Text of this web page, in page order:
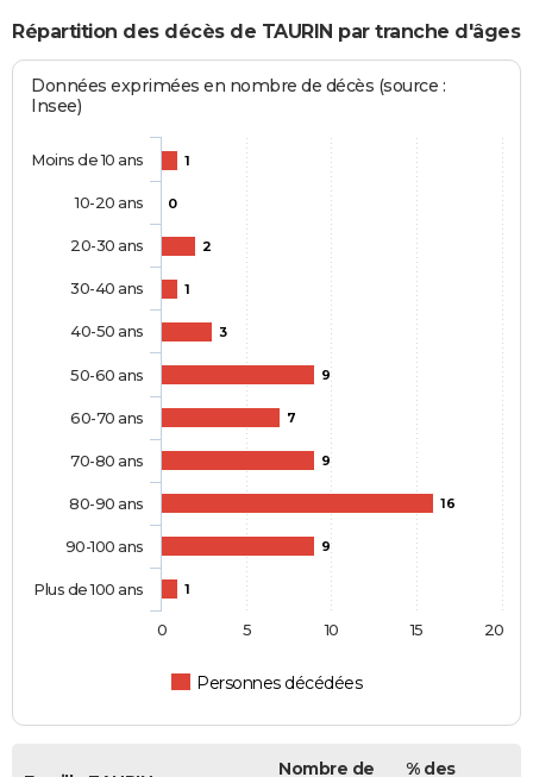
Répartition des décès de TAURIN par tranche d'âges
Données exprimées en nombre de décès (source :
Insee)
1
0
2
1
3
9
7
9
16
9
1
Personnes décédées
Moins de 10 ans
10-20 ans
20-30 ans
30-40 ans
40-50 ans
50-60 ans
60-70 ans
70-80 ans
80-90 ans
90-100 ans
Plus de 100 ans
0 5 10 15 20
Nombre de
% des